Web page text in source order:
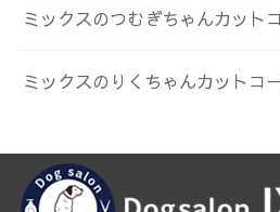
ミックスのつむぎちゃんカット
ミックスのりくちゃんカットコ